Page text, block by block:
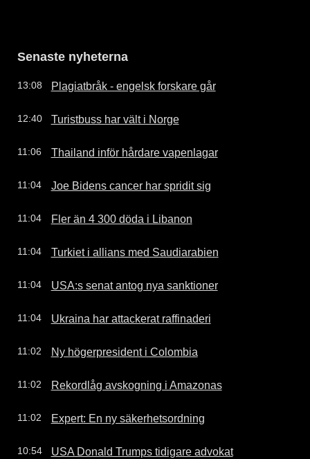
Senaste nyheterna
13:08 Plagiatbråk - engelsk forskare går
12:40 Turistbuss har vält i Norge
11:06 Thailand inför hårdare vapenlagar
11:04 Joe Bidens cancer har spridit sig
11:04 Fler än 4 300 döda i Libanon
11:04 Turkiet i allians med Saudiarabien
11:04 USA:s senat antog nya sanktioner
11:04 Ukraina har attackerat raffinaderi
11:02 Ny högerpresident i Colombia
11:02 Rekordlåg avskogning i Amazonas
11:02 Expert: En ny säkerhetsordning
10:54 USA Donald Trumps tidigare advokat